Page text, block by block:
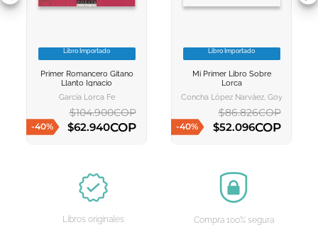
VER INFORMACION
AGREGAR AL
Libro Importado
Primer Romancero Gitano
Llanto Ignacio
Garcia Lorca Fe
-40%
$104.900COP
$62.940COP
VER INFORMACION
AGREGAR AL
Libro Importado
Mi Primer Libro Sobre
Lorca
Concha López Narváez, Goyo
-40%
$86.826COP
$52.096COP
Libros originales Compra 100% segura